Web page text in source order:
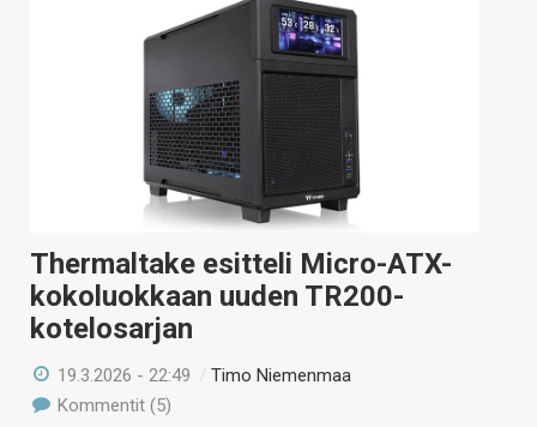
Thermaltake esitteli Micro-ATX-
kokoluokkaan uuden TR200-
kotelosarjan
19.3.2026 - 22:49 /Timo Niemenmaa
Kommentit (5)